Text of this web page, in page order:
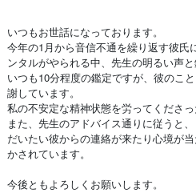
いつもお世話になっております。
今年の1月から音信不通を繰り返す彼氏
ンタルがやられる中、先生の明るい声と
いつも10分程度の鑑定ですが、彼のこ
謝しています。
私の不安定な精神状態を労ってくださっ
また、先生のアドバイス通りに従うと、
だいたい彼からの連絡が来たり心境が
かされています。
今後ともよろしくお願いします。